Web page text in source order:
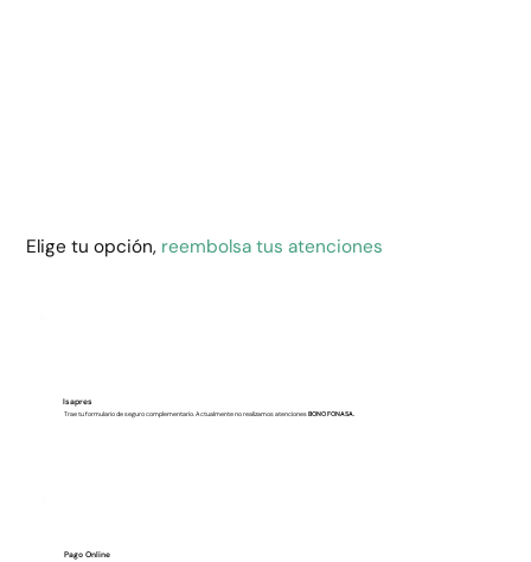
Elige tu opción, reembolsa tus atenciones
Isapres
Trae tu formulario de seguro complementario. Actualmente no realizamos atencionesBONO FONASA.
Pago Online